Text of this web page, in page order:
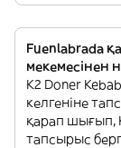
Fuenlabrada
мекемесінен
K2 Doner
келгеніне
қарап шығып,
тапсырыс